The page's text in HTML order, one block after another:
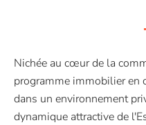
Nichée au cœur de la
programme immobilier en
dans un environnement
dynamique attractive de